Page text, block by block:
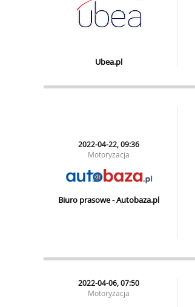
Ubea.pl
2022-04-22, 09:36
Motoryzacja
Biuro prasowe - Autobaza.pl
2022-04-06, 07:50
Motoryzacja